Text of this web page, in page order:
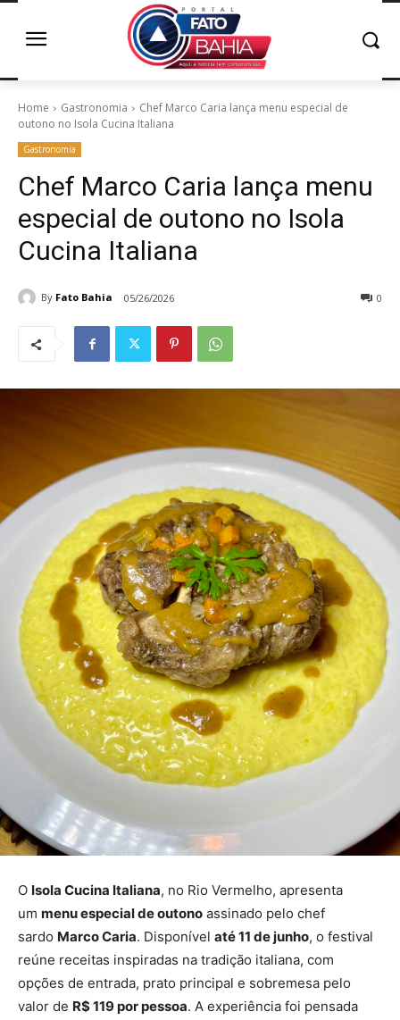
Home Gastronomia
Chef Marco Caria lança menu especial de
outono no Isola Cucina Italiana
Gastronomia
Chef Marco Caria lança menu
especial de outono no Isola
Cucina Italiana
By Fato Bahia 05/26/2026 0
O Isola Cucina Italiana, no Rio Vermelho, apresenta
um menu especial de outono assinado pelo chef
sardo Marco Caria. Disponível até 11 de junho, o festival
reúne receitas inspiradas na tradição italiana, com
opções de entrada, prato principal e sobremesa pelo
valor de R$ 119 por pessoa. A experiência foi pensada